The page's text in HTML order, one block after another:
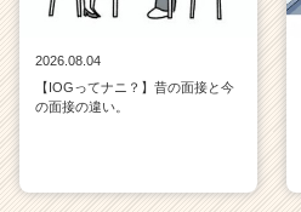
2026.08.04
【IOGってナニ？】昔の面接と今
の面接の違い。